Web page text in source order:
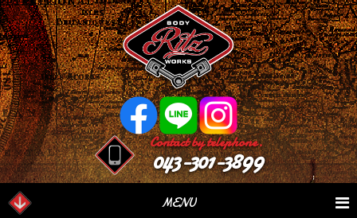
Contact by telephone.
043-301-3899
MENU